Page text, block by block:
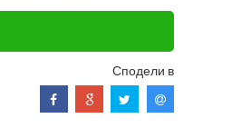
Сподели в